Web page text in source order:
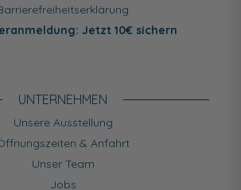
Jetzt 10€ sichern
UNTERNEHMEN
Unsere Ausstellung
& Anfahrt
Unser Team
Jobs